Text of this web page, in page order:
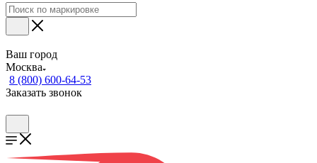
Ваш город
Москва
8 (800) 600-64-53
Заказать звонок